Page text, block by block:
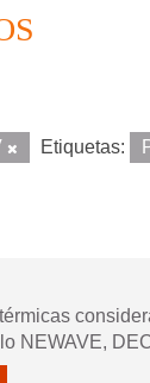
Etiquetas:
NEWAVE,